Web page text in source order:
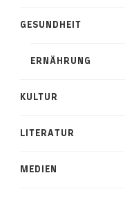
GESUNDHEIT
ERNÄHRUNG
KULTUR
LITERATUR
MEDIEN